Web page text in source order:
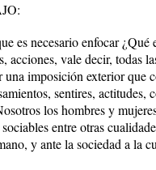
es necesario enfocar
acciones, vale decir, todas
imposición exterior que
sentires, actitudes,
los hombres y
entre otras
y ante la sociedad a la